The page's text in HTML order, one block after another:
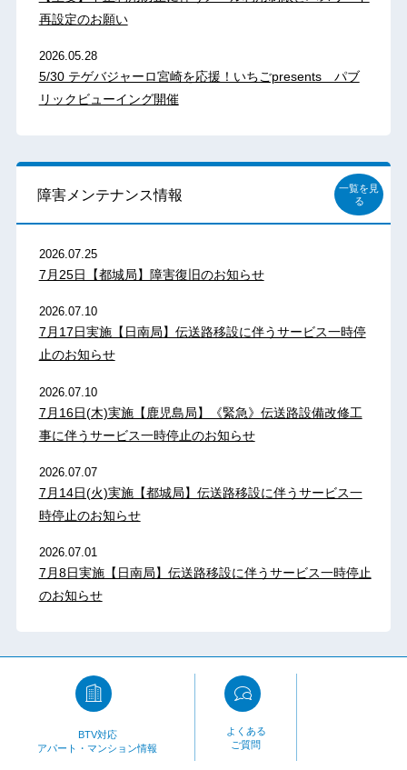
再設定のお願い
2026.05.28
5/30 テゲバジャーロ宮崎を応援！いちごpresents パブ
リックビューイング開催
障害メンテナンス情報
一覧を見
る
2026.07.25
7月25日【都城局】障害復旧のお知らせ
2026.07.10
7月17日実施【日南局】伝送路移設に伴うサービス一時停
止のお知らせ
2026.07.10
7月16日(木)実施【鹿児島局】《緊急》伝送路設備改修工
事に伴うサービス一時停止のお知らせ
2026.07.07
7月14日(火)実施【都城局】伝送路移設に伴うサービス一
時停止のお知らせ
2026.07.01
7月8日実施【日南局】伝送路移設に伴うサービス一時停止
のお知らせ
BTV対応
アパート・マンション情報
よくある
ご質問